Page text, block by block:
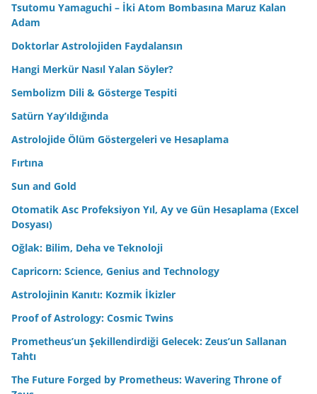
Tsutomu Yamaguchi – İki Atom Bombasına Maruz Kalan
Adam
Doktorlar Astrolojiden Faydalansın
Hangi Merkür Nasıl Yalan Söyler?
Sembolizm Dili & Gösterge Tespiti
Satürn Yay’ıldığında
Astrolojide Ölüm Göstergeleri ve Hesaplama
Fırtına
Sun and Gold
Otomatik Asc Profeksiyon Yıl, Ay ve Gün Hesaplama (Excel
Dosyası)
Oğlak: Bilim, Deha ve Teknoloji
Capricorn: Science, Genius and Technology
Astrolojinin Kanıtı: Kozmik İkizler
Proof of Astrology: Cosmic Twins
Prometheus’un Şekillendirdiği Gelecek: Zeus’un Sallanan
Tahtı
The Future Forged by Prometheus: Wavering Throne of